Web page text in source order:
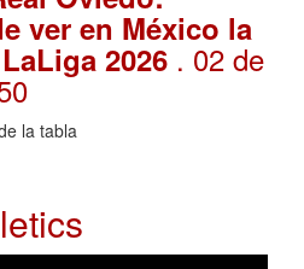
ver en México la
2026 . 02 de
la tabla